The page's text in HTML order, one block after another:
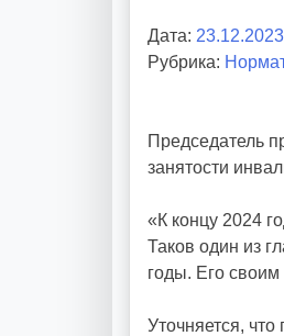
Дата: 23.12.2023
Рубрика:
Председатель
занятости
«К концу 2024
Таков один из
годы. Его
Уточняется,